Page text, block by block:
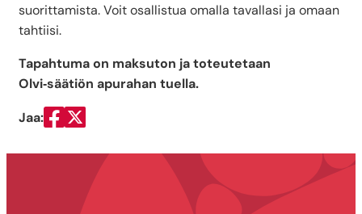
suorittamista. Voit osallistua omalla tavallasi ja omaan
tahtiisi.
Tapahtuma on maksuton ja toteutetaan
Olvi‑säätiön apurahan tuella.
Jaa:
Jaa Facebookissa
Jaa Twitterissä